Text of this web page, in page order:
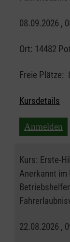
08.09.2026 ,
Ort: 14482
Freie Plätze:
Kursdetails
Anmelden
Kurs: Erste-
Anerkannt im
22.08.2026 ,